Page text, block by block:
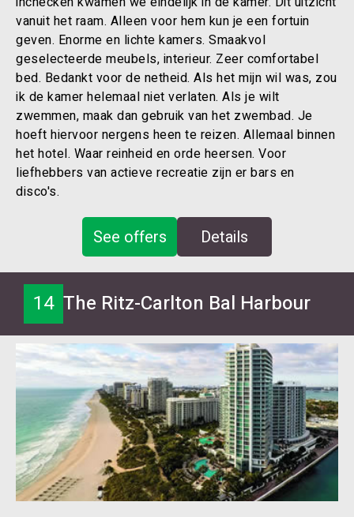
vanuit het raam. Alleen voor hem kun je een fortuin
geven. Enorme en lichte kamers. Smaakvol
geselecteerde meubels, interieur. Zeer comfortabel
bed. Bedankt voor de netheid. Als het mijn wil was, zou
ik de kamer helemaal niet verlaten. Als je wilt
zwemmen, maak dan gebruik van het zwembad. Je
hoeft hiervoor nergens heen te reizen. Allemaal binnen
het hotel. Waar reinheid en orde heersen. Voor
liefhebbers van actieve recreatie zijn er bars en
disco's.
See offers Details
14 The Ritz-Carlton Bal Harbour